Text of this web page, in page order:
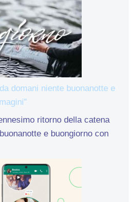
domani niente buonanotte e
ritorno della catena
e buongiorno con